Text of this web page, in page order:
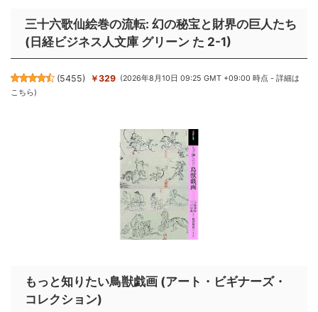
三十六歌仙絵巻の流転: 幻の秘宝と財界の巨人たち
(日経ビジネス人文庫 グリーン た 2-1)
(5455) ￥329 (2026年8月10日 09:25 GMT +09:00 時点 -詳細は
こちら)
もっと知りたい鳥獣戯画 (アート・ビギナーズ・
コレクション)